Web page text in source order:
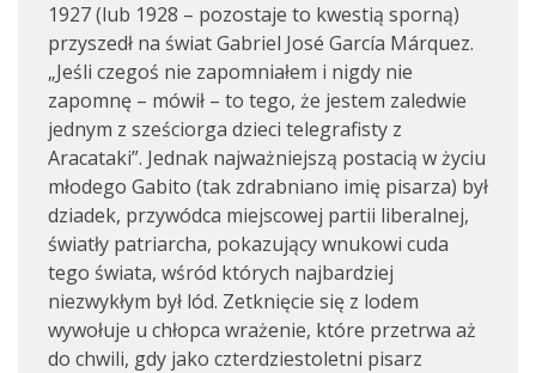
1927 (lub 1928 – pozostaje to kwestią sporną)
przyszedł na świat Gabriel José García Márquez.
„Jeśli czegoś nie zapomniałem i nigdy nie
zapomnę – mówił – to tego, że jestem zaledwie
jednym z sześciorga dzieci telegrafisty z
Aracataki”. Jednak najważniejszą postacią w życiu
młodego Gabito (tak zdrabniano imię pisarza) był
dziadek, przywódca miejscowej partii liberalnej,
światły patriarcha, pokazujący wnukowi cuda
tego świata, wśród których najbardziej
niezwykłym był lód. Zetknięcie się z lodem
wywołuje u chłopca wrażenie, które przetrwa aż
do chwili, gdy jako czterdziestoletni pisarz